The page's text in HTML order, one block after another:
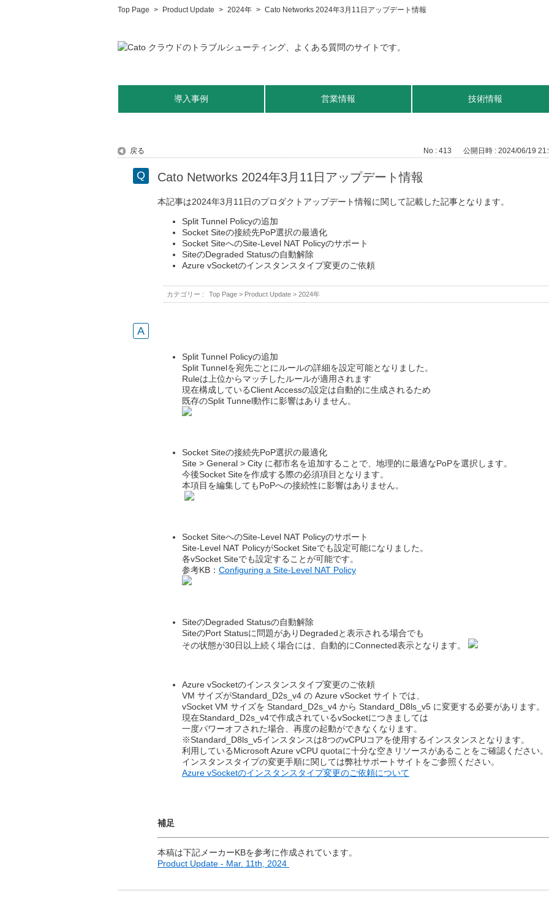
Top Page > Product Update > 2024年 > Cato Networks 2024年3月11日アップデート情報
導入事例 営業情報 技術情報
戻る No : 413 公開日時 : 2024/06/19
Cato Networks 2024年3月11日アップデート情報
本記事は2024年3月11日のプロダクトアップデート情報に関して記載した記事となります。
Split Tunnel Policyの追加
Socket Siteの接続先PoP選択の最適化
Socket SiteへのSite-Level NAT Policyのサポート
SiteのDegraded Statusの自動解除
Azure vSocketのインスタンスタイプ変更のご依頼
カテゴリー : Top Page > Product Update > 2024年
Split Tunnel Policyの追加
Split Tunnelを宛先ごとにルールの詳細を設定可能となりました。
Ruleは上位からマッチしたルールが適用されます
現在構成しているClient Accessの設定は自動的に生成されるため
既存のSplit Tunnel動作に影響はありません。
Socket Siteの接続先PoP選択の最適化
Site > General > City に都市名を追加することで、地理的に最適なPoPを選択します。
今後Socket Siteを作成する際の必須項目となります。
本項目を編集してもPoPへの接続性に影響はありません。
Socket SiteへのSite-Level NAT Policyのサポート
Site-Level NAT PolicyがSocket Siteでも設定可能になりました。
各vSocket Siteでも設定することが可能です。
参考KB： Configuring a Site-Level NAT Policy
SiteのDegraded Statusの自動解除
SiteのPort Statusに問題がありDegradedと表示される場合でも
その状態が30日以上続く場合には、自動的にConnected表示となります。
Azure vSocketのインスタンスタイプ変更のご依頼
VM サイズがStandard_D2s_v4 の Azure vSocket サイトでは、
vSocket VM サイズを Standard_D2s_v4 から Standard_D8ls_v5 に変更する必要があります。
現在Standard_D2s_v4で作成されているvSocketにつきましては
一度パワーオフされた場合、再度の起動ができなくなります。
※Standard_D8ls_v5インスタンスは8つのvCPUコアを使用するインスタンスとなります。
利用しているMicrosoft Azure vCPU quotaに十分な空きリソースがあることをご確認ください。
インスタンスタイプの変更手順に関しては弊社サポートサイトをご参照ください。
Azure vSocketのインスタンスタイプ変更のご依頼について
補足
本稿は下記メーカーKBを参考に作成されています。
Product Update - Mar. 11th, 2024